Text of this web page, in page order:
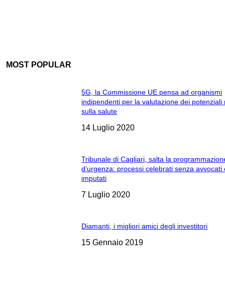
MOST POPULAR
5G, la Commissione UE pensa ad organismi
indipendenti per la valutazione dei potenziali
sulla salute
14 Luglio 2020
Tribunale di Cagliari, salta la
d’urgenza: processi celebrati senza avvocati
imputati
7 Luglio 2020
Diamanti, i migliori amici degli investitori
15 Gennaio 2019